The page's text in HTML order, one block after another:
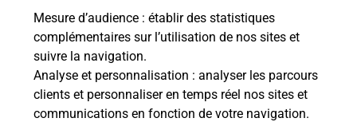
Mesure d’audience : établir des statistiques
complémentaires sur l’utilisation de nos sites et
suivre la navigation.
Analyse et personnalisation : analyser les parcours
clients et personnaliser en temps réel nos sites et
communications en fonction de votre navigation.
Comment fonctionne la
téléassistance classique ?